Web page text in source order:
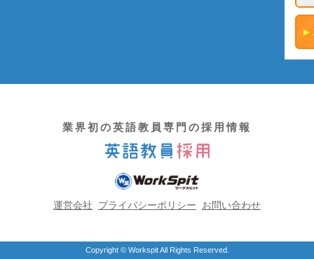
業界初の英語教員専門の採用情報
運営会社 プライバシーポリシー お問い合わせ
Copyright © Workspit All Rights Reserved.